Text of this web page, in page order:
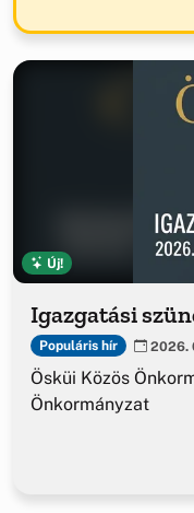
Új!
Igazgatási
Populáris hír 2026.
Ösküi Közös
Önkormányzat